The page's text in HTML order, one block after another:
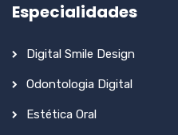
Especialidades
Digital Smile Design
Odontologia Digital
Estética Oral